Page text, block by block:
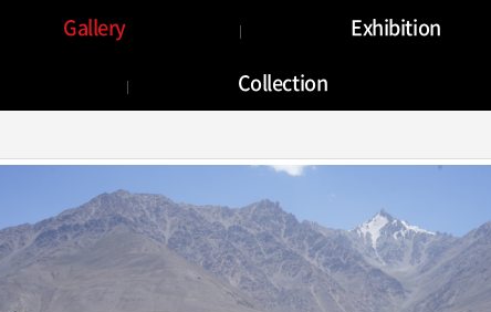
Gallery Exhibition
Collection